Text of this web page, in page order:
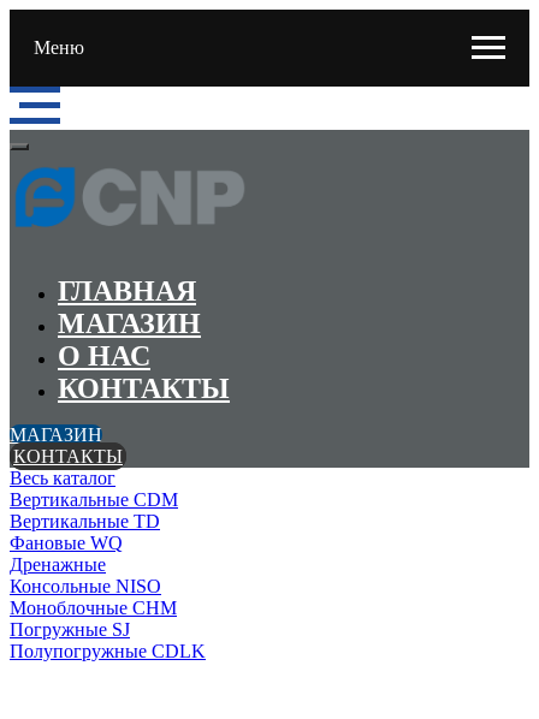
Меню
ГЛАВНАЯ
МАГАЗИН
О НАС
КОНТАКТЫ
МАГАЗИН
КОНТАКТЫ
Весь каталог
Вертикальные CDM
Вертикальные TD
Фановые WQ
Дренажные
Консольные NISO
Моноблочные CHМ
Погружные SJ
Полупогружные CDLK